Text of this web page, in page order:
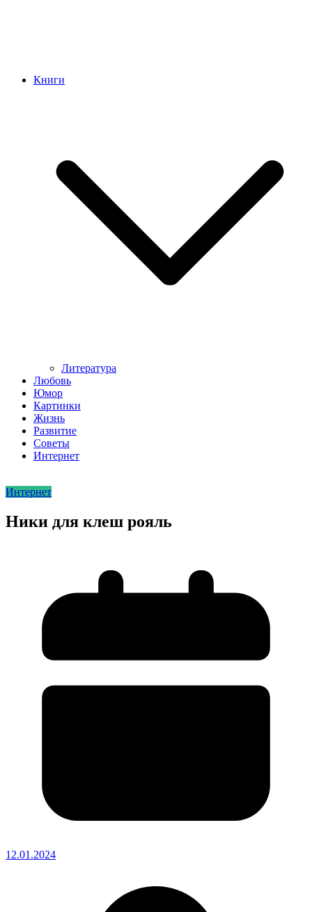
Книги
Литература
Любовь
Юмор
Картинки
Жизнь
Развитие
Советы
Интернет
Интернет
Ники для клеш рояль
12.01.2024